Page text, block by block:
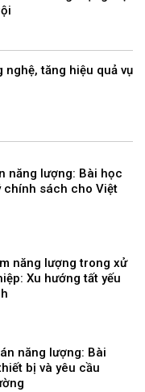
tăng hiệu quả vụ
năng lượng: Bài học
chính sách cho Việt
năng lượng trong xử
Xu hướng tất yếu
năng lượng: Bài
bị và yêu cầu